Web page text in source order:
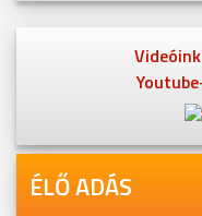
ÉLŐ ADÁS